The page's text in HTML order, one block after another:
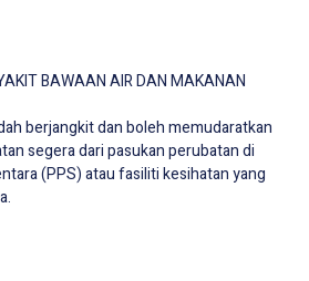
BAWAAN AIR DAN MAKANAN
berjangkit dan boleh memudaratkan
segera dari pasukan perubatan di
(PPS) atau fasiliti kesihatan yang